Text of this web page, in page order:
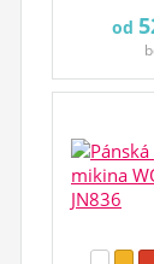
od